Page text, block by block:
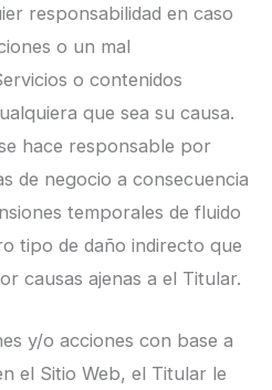
responsabilidad en caso
o un mal
o contenidos
que sea su causa.
hace responsable por
de negocio a consecuencia
temporales de fluido
tipo de daño indirecto que
causas ajenas a el Titular.
y/o acciones con base a
el Sitio Web, el Titular le